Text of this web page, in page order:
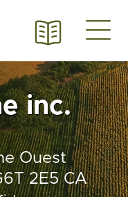
inc.
Ouest
2E5 CA